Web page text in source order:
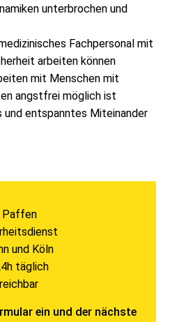
unterbrochen und
Fachpersonal mit
arbeiten können
mit Menschen mit
angstfrei möglich ist
und entspanntes Miteinander
ein und der nächste